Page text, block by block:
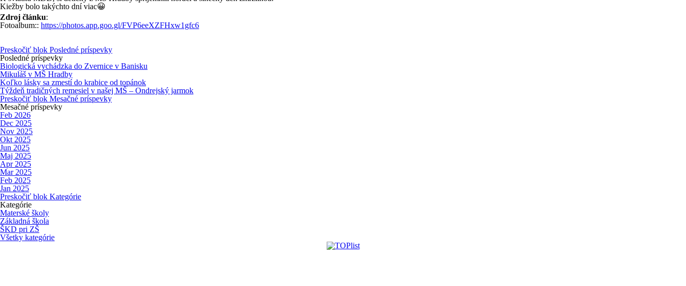
Kiežby bolo takýchto dní viac😀
Zdroj článku:
Fotoalbum:: https://photos.app.goo.gl/FVP6eeXZFHxw1gfc6
Preskočiť blok Posledné príspevky
Posledné príspevky
Biologická vychádzka do Zvernice v Banisku
Mikuláš v MŠ Hradby
Koľko lásky sa zmestí do krabice od topánok
Týždeň tradičných remesiel v našej MŠ – Ondrejský jarmok
Preskočiť blok Mesačné príspevky
Mesačné príspevky
Feb 2026
Dec 2025
Nov 2025
Okt 2025
Jun 2025
Maj 2025
Apr 2025
Mar 2025
Feb 2025
Jan 2025
Preskočiť blok Kategórie
Kategórie
Materské školy
Základná škola
ŠKD pri ZŠ
Všetky kategórie